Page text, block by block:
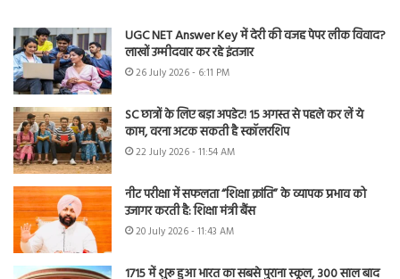
UGC NET Answer Key में देरी की वजह पेपर लीक विवाद?
लाखों उम्मीदवार कर रहे इंतजार
26 July 2026 - 6:11 PM
SC छात्रों के लिए बड़ा अपडेट! 15 अगस्त से पहले कर लें ये
काम, वरना अटक सकती है स्कॉलरशिप
22 July 2026 - 11:54 AM
नीट परीक्षा में सफलता “शिक्षा क्रांति” के व्यापक प्रभाव को
उजागर करती है: शिक्षा मंत्री बैंस
20 July 2026 - 11:43 AM
1715 में शुरू हुआ भारत का सबसे पुराना स्कूल, 300 साल बाद